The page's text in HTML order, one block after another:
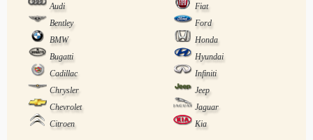
Audi
Fiat
Bentley
Ford
BMW
Honda
Bugatti
Hyundai
Cadillac
Infiniti
Chrysler
Jeep
Chevrolet
Jaguar
Citroen
Kia